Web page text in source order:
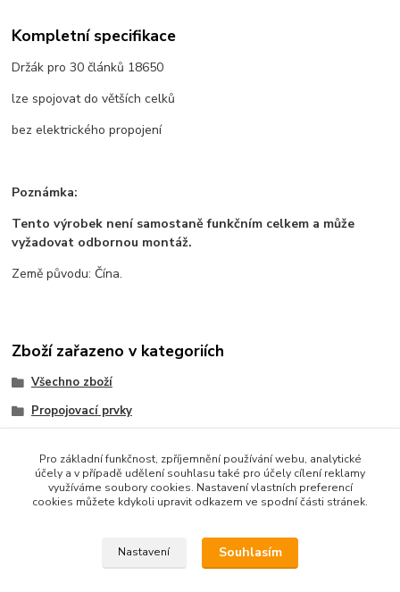
Kompletní specifikace
Držák pro 30 článků 18650
lze spojovat do větších celků
bez elektrického propojení
Poznámka:
Tento výrobek není samostaně funkčním celkem a může
vyžadovat odbornou montáž.
Země původu: Čína.
Zboží zařazeno v kategoriích
Všechno zboží
Propojovací prvky
Baterie a powerbanky
Příslušenství
Pro základní funkčnost, zpříjemnění používání webu, analytické
účely a v případě udělení souhlasu také pro účely cílení reklamy
využíváme soubory cookies. Nastavení vlastních preferencí
cookies můžete kdykoli upravit odkazem ve spodní části stránek.
Nastavení Souhlasím